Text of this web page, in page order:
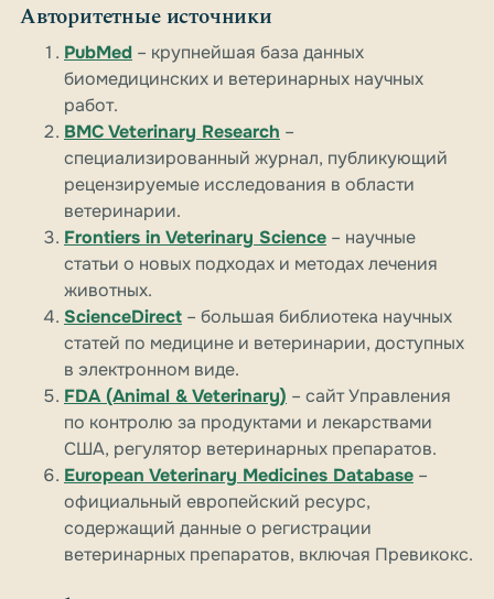
Авторитетные источники
PubMed – крупнейшая база данных
биомедицинских и ветеринарных научных
работ.
BMC Veterinary Research –
специализированный журнал, публикующий
рецензируемые исследования в области
ветеринарии.
Frontiers in Veterinary Science – научные
статьи о новых подходах и методах лечения
животных.
ScienceDirect – большая библиотека научных
статей по медицине и ветеринарии, доступных
в электронном виде.
FDA (Animal & Veterinary) – сайт Управления
по контролю за продуктами и лекарствами
США, регулятор ветеринарных препаратов.
European Veterinary Medicines Database –
официальный европейский ресурс,
содержащий данные о регистрации
ветеринарных препаратов, включая Превикокс.